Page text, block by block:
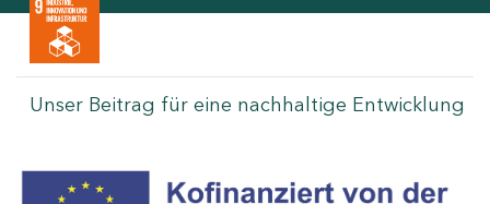
Unser Beitrag für eine nachhaltige Entwicklung